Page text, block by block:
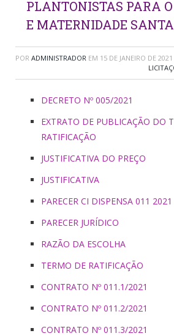
PLANTONISTAS PARA
E MATERNIDADE
POR ADMINISTRADOR EM 15 DE JANEIRO DE 2021
DECRETO Nº 005/2021
EXTRATO DE PUBLICAÇÃO DO
RATIFICAÇÃO
JUSTIFICATIVA DO PREÇO
JUSTIFICATIVA
PARECER CI DISPENSA 011 2021
PARECER JURÍDICO
RAZÃO DA ESCOLHA
TERMO DE RATIFICAÇÃO
CONTRATO Nº 011.1/2021
CONTRATO Nº 011.2/2021
CONTRATO Nº 011.3/2021